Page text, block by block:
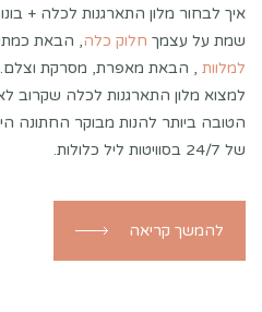
איך לבחור מלון התארגנות לכלה +
שמת על עצמך חלוק כלה, הבאת
למלוות , הבאת מאפרת, מסרקת וצלם.
למצוא מלון התארגנות לכלה שקרוב
הטובה ביותר להנות מבוקר החתונה
של 24/7 בסוויטות ליל כלולות.
להמשך קריאה